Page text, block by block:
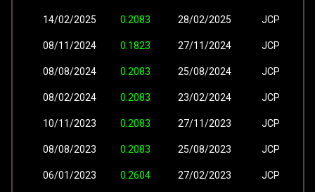
14/02/2025 0.2083 28/02/2025 JCP
08/11/2024 0.1823 27/11/2024 JCP
08/08/2024 0.2083 25/08/2024 JCP
08/02/2024 0.2083 23/02/2024 JCP
10/11/2023 0.2083 27/11/2023 JCP
08/08/2023 0.2083 25/08/2023 JCP
06/01/2023 0.2604 27/02/2023 JCP